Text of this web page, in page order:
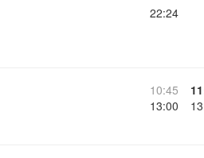
22:24
10:45
13:00